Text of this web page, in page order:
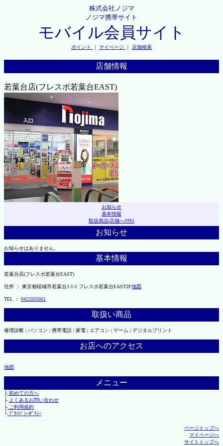
株式会社ノジマ
ノジマ携帯サイト
モバイル会員サイト
ポイント ｜ マイページ ｜ 店舗検索
店舗情報
若葉台店(フレスポ若葉台EAST)
お知らせ
基本情報
取扱商品|店舗へｱｸｾｽ
お知らせ
お知らせはありません。
基本情報
若葉台店(フレスポ若葉台EAST)
住所 ： 東京都稲城市若葉台2-1-1 フレスポ若葉台EAST2F地図
TEL ： 0423505661
取扱い商品
修理診断 | パソコン | 携帯電話 | 家電 | エアコン | ゲーム | デジタルプリント
お店へのアクセス
地図
メニュー
├初めての方へ
├ よくあるお問い合わせ
├ご利用規約
└ﾌﾟﾗｲﾊﾞｼｰﾎﾟﾘｼｰ
ページトップへ
マイページへ
サイトトップへ